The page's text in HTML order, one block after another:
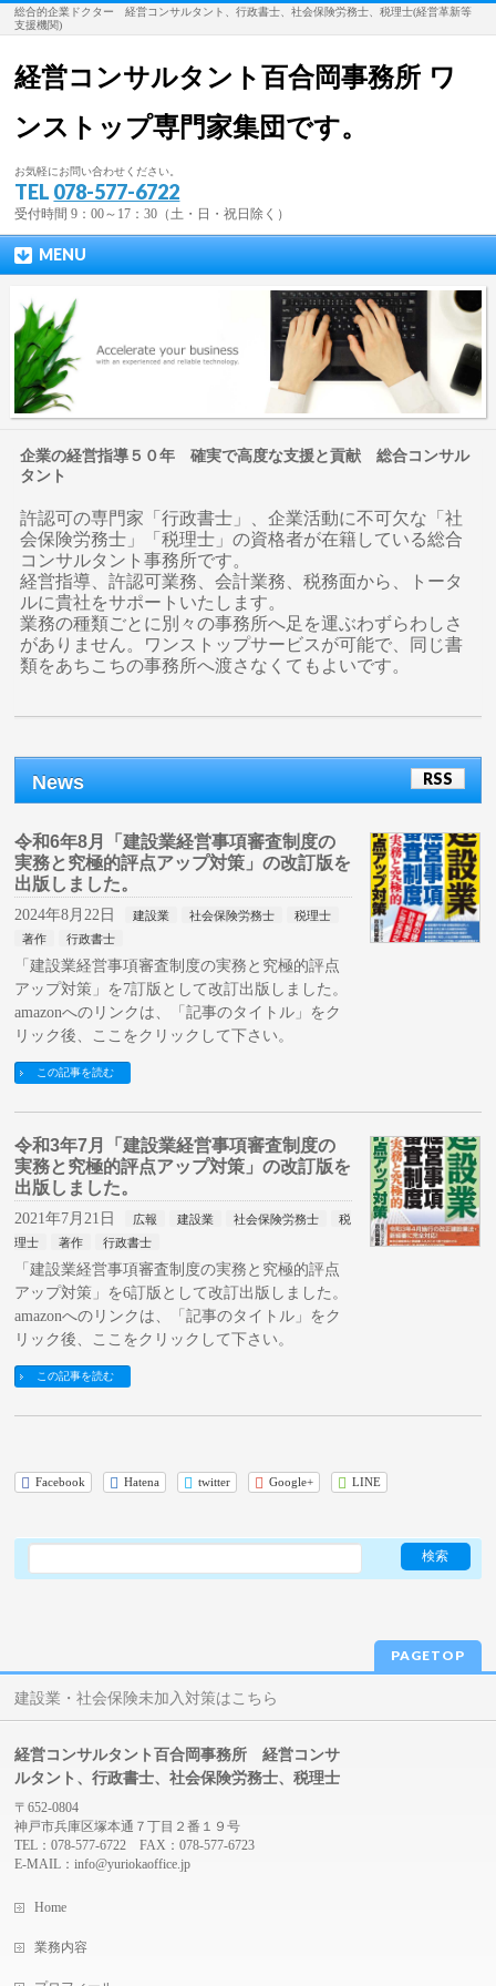
総合的企業ドクター 経営コンサルタント、行政書士、社会保険労務士、税理士(経営革新等
支援機関)
経営コンサルタント百合岡事務所 ワ
ンストップ専門家集団です。
お気軽にお問い合わせください。
TEL 078-577-6722
受付時間 9：00～17：30（土・日・祝日除く）
MENU
企業の経営指導５０年 確実で高度な支援と貢献 総合コンサル
タント
許認可の専門家「行政書士」、企業活動に不可欠な「社
会保険労務士」「税理士」の資格者が在籍している総合
コンサルタント事務所です。
経営指導、許認可業務、会計業務、税務面から、トータ
ルに貴社をサポートいたします。
業務の種類ごとに別々の事務所へ足を運ぶわずらわしさ
がありません。ワンストップサービスが可能で、同じ書
類をあちこちの事務所へ渡さなくてもよいです。
News RSS
令和6年8月「建設業経営事項審査制度の
実務と究極的評点アップ対策」の改訂版を
出版しました。
2024年8月22日 建設業 社会保険労務士
税理士
著作
行政書士
「建設業経営事項審査制度の実務と究極的評点
アップ対策」を7訂版として改訂出版しました。
amazonへのリンクは、「記事のタイトル」をク
リック後、ここをクリックして下さい。
この記事を読む
令和3年7月「建設業経営事項審査制度の
実務と究極的評点アップ対策」の改訂版を
出版しました。
2021年7月21日 広報 建設業 社会保険労務士
税
理士
著作 行政書士
「建設業経営事項審査制度の実務と究極的評点
アップ対策」を6訂版として改訂出版しました。
amazonへのリンクは、「記事のタイトル」をク
リック後、ここをクリックして下さい。
この記事を読む
Facebook Hatena twitter Google+ LINE
PAGETOP
建設業・社会保険未加入対策はこちら
経営コンサルタント百合岡事務所 経営コンサ
ルタント、行政書士、社会保険労務士、税理士
〒652-0804
神戸市兵庫区塚本通７丁目２番１９号
TEL：078-577-6722 FAX：078-577-6723
E-MAIL：info@yuriokaoffice.jp
Home
業務内容